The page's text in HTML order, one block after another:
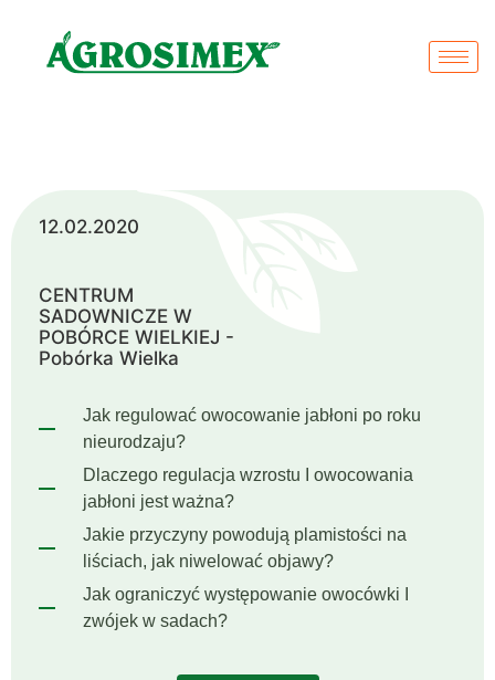
12.02.2020
CENTRUM
SADOWNICZE W
POBÓRCE WIELKIEJ -
Pobórka Wielka
Jak regulować owocowanie jabłoni po roku
nieurodzaju?
Dlaczego regulacja wzrostu I owocowania
jabłoni jest ważna?
Jakie przyczyny powodują plamistości na
liściach, jak niwelować objawy?
Jak ograniczyć występowanie owocówki I
zwójek w sadach?